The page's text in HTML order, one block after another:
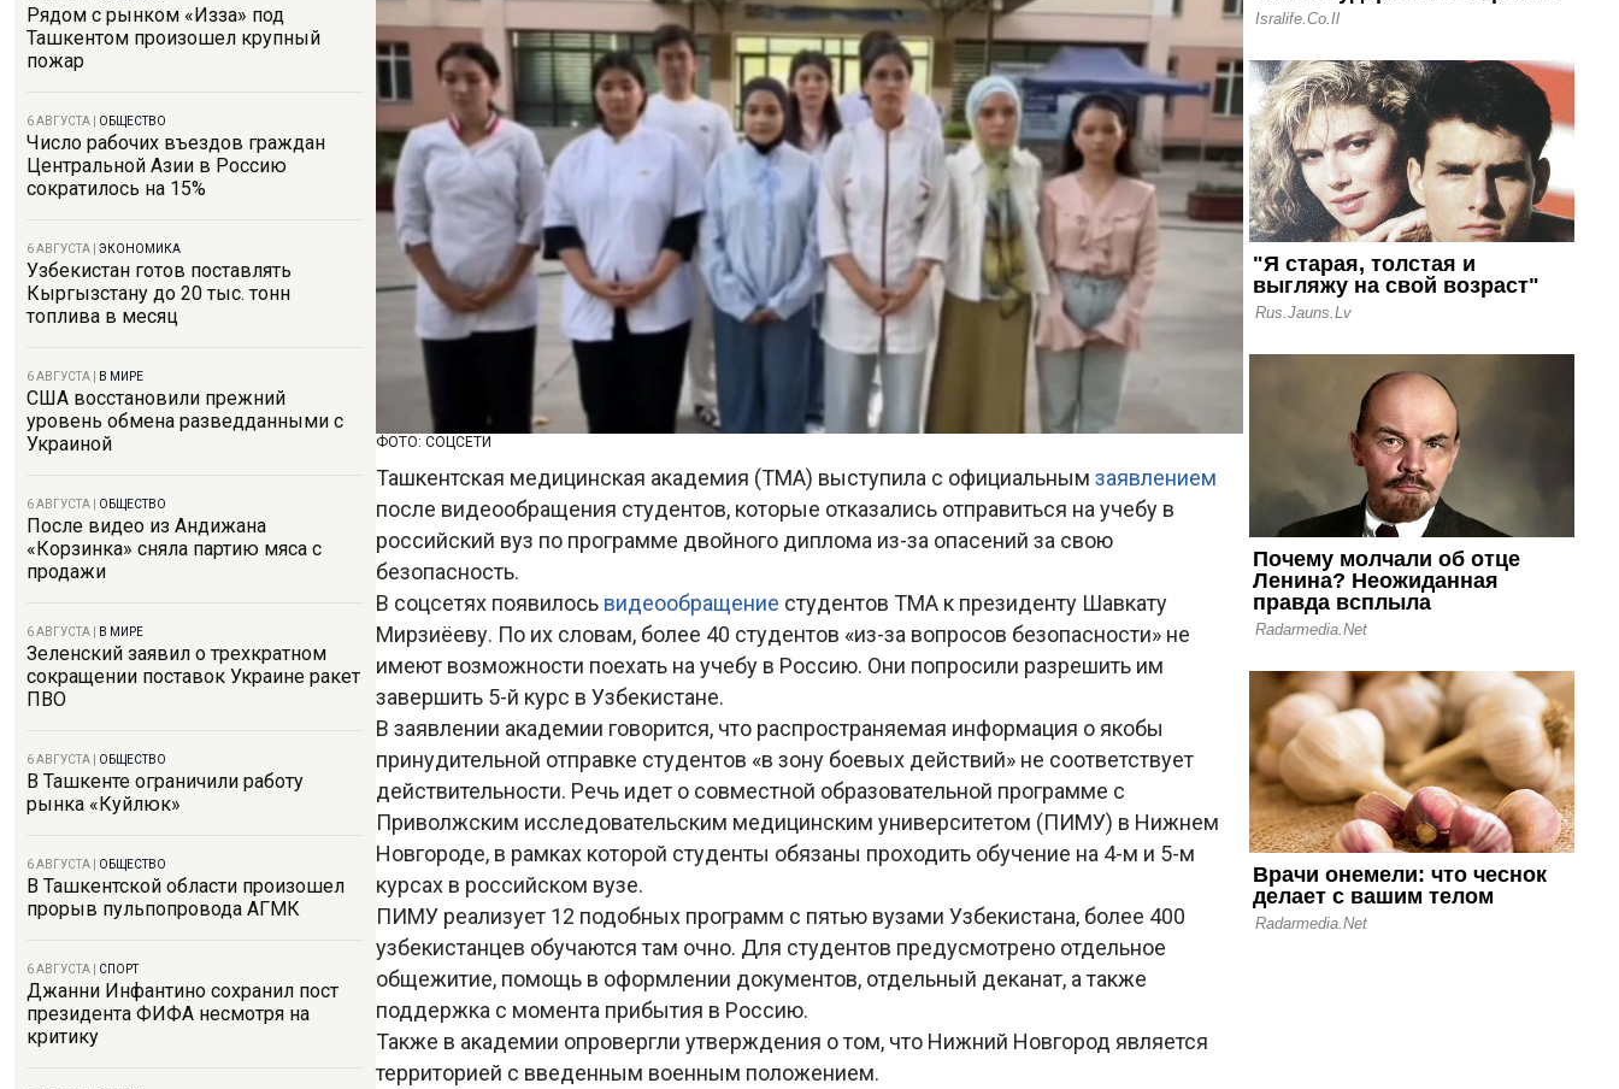
Рядом с рынком «Изза» под
Ташкентом произошел крупный
пожар
6 АВГУСТА ОБЩЕСТВО
Число рабочих въездов граждан
Центральной Азии в Россию
сократилось на 15%
6 АВГУСТА ЭКОНОМИКА
Узбекистан готов поставлять
Кыргызстану до 20 тыс. тонн
топлива в месяц
6 АВГУСТА В МИРЕ
США восстановили прежний
уровень обмена разведданными с
Украиной
6 АВГУСТА ОБЩЕСТВО
После видео из Андижана
«Корзинка» сняла партию мяса с
продажи
6 АВГУСТА В МИРЕ
Зеленский заявил о трехкратном
сокращении поставок Украине ракет
ПВО
6 АВГУСТА ОБЩЕСТВО
В Ташкенте ограничили работу
рынка «Куйлюк»
6 АВГУСТА ОБЩЕСТВО
В Ташкентской области произошел
прорыв пульпопровода АГМК
6 АВГУСТА СПОРТ
Джанни Инфантино сохранил пост
президента ФИФА несмотря на
критику
ФОТО: СОЦСЕТИ
Ташкентская медицинская академия (ТМА) выступила с официальным заявлением
после видеообращения студентов, которые отказались отправиться на учебу в
российский вуз по программе двойного диплома из-за опасений за свою
безопасность.
В соцсетях появилось видеообращение студентов ТМА к президенту Шавкату
Мирзиёеву. По их словам, более 40 студентов «из-за вопросов безопасности» не
имеют возможности поехать на учебу в Россию. Они попросили разрешить им
завершить 5-й курс в Узбекистане.
В заявлении академии говорится, что распространяемая информация о якобы
принудительной отправке студентов «в зону боевых действий» не соответствует
действительности. Речь идет о совместной образовательной программе с
Приволжским исследовательским медицинским университетом (ПИМУ) в Нижнем
Новгороде, в рамках которой студенты обязаны проходить обучение на 4-м и 5-м
курсах в российском вузе.
ПИМУ реализует 12 подобных программ с пятью вузами Узбекистана, более 400
узбекистанцев обучаются там очно. Для студентов предусмотрено отдельное
общежитие, помощь в оформлении документов, отдельный деканат, а также
поддержка с момента прибытия в Россию.
Также в академии опровергли утверждения о том, что Нижний Новгород является
территорией с введенным военным положением.